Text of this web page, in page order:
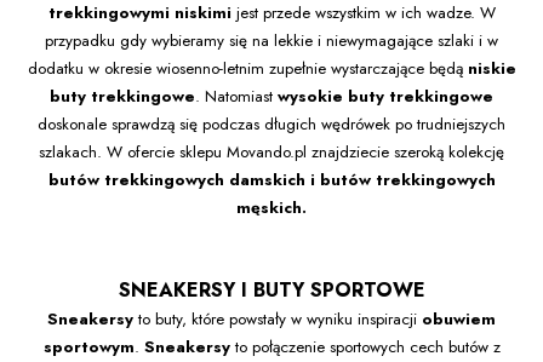
trekkingowymi niskimi jest przede wszystkim w ich wadze. W
przypadku gdy wybieramy się na lekkie i niewymagające szlaki i w
dodatku w okresie wiosenno-letnim zupełnie wystarczające będą niskie
buty trekkingowe. Natomiast wysokie buty trekkingowe
doskonale sprawdzą się podczas długich wędrówek po trudniejszych
szlakach. W ofercie sklepu Movando.pl znajdziecie szeroką kolekcję
butów trekkingowych damskich i butów trekkingowych
męskich.
SNEAKERSY I BUTY SPORTOWE
Sneakersyto buty, które powstały w wyniku inspiracji obuwiem
sportowym. Sneakersyto połączenie sportowych cech butów z